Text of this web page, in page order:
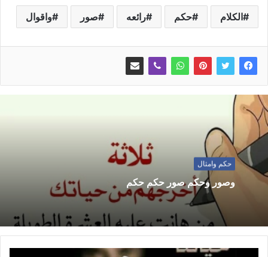
الكلام حكم رائعه صور واقوال
حكم وامثال
وصور وحكم صور حكم حكم